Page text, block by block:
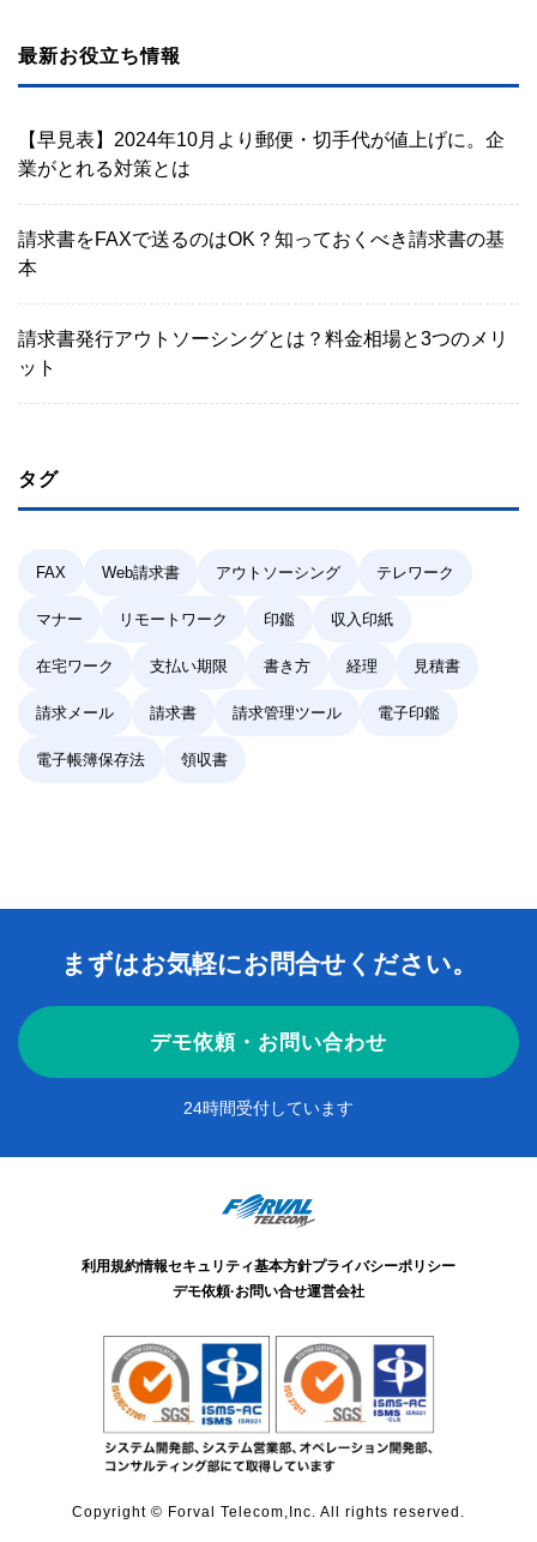
最新お役立ち情報
【早見表】2024年10月より郵便・切手代が値上げに。企
業がとれる対策とは
請求書をFAXで送るのはOK？知っておくべき請求書の基
本
請求書発行アウトソーシングとは？料金相場と3つのメリ
ット
タグ
FAX Web請求書 アウトソーシング テレワーク
マナー リモートワーク 印鑑 収入印紙
在宅ワーク 支払い期限 書き方 経理 見積書
請求メール 請求書 請求管理ツール 電子印鑑
電子帳簿保存法 領収書
まずはお気軽にお問合せください。
デモ依頼・お問い合わせ
24時間受付しています
利用規約情報セキュリティ基本方針プライバシーポリシー
デモ依頼·お問い合せ運営会社
Copyright © Forval Telecom,Inc. All rights reserved.